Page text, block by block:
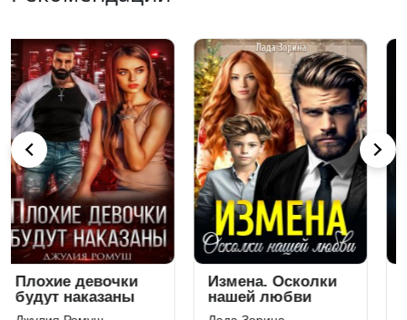
Паук
Asti Brams
Моя по договору
Анастасия Ридд